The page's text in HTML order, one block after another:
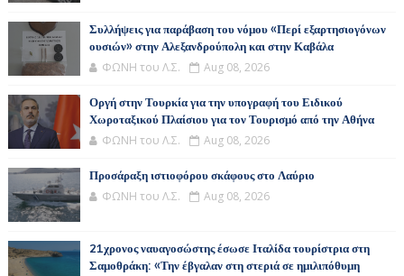
Συλλήψεις για παράβαση του νόμου «Περί εξαρτησιογόνων
ουσιών» στην Αλεξανδρούπολη και στην Καβάλα
ΦΩΝΗ του Λ.Σ. Aug 08, 2026
Οργή στην Τουρκία για την υπογραφή του Ειδικού
Χωροταξικού Πλαίσιου για τον Τουρισμό από την Αθήνα
ΦΩΝΗ του Λ.Σ. Aug 08, 2026
Προσάραξη ιστιοφόρου σκάφους στο Λαύριο
ΦΩΝΗ του Λ.Σ. Aug 08, 2026
21χρονος ναυαγοσώστης έσωσε Ιταλίδα τουρίστρια στη
Σαμοθράκη: «Την έβγαλαν στη στεριά σε ημιλιπόθυμη